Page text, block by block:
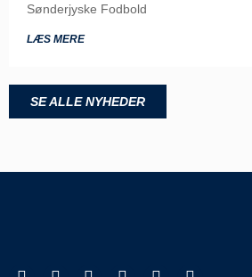
Sønderjyske Fodbold
LÆS MERE
SE ALLE NYHEDER